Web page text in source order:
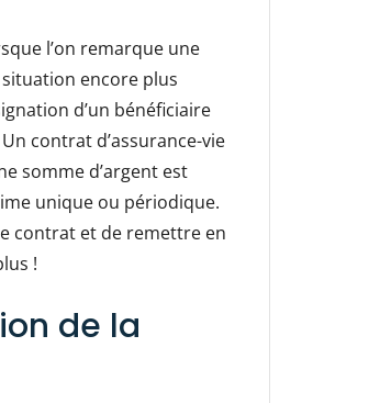
l’on remarque une
situation encore plus
d’un bénéficiaire
contrat d’assurance-vie
somme d’argent est
unique ou périodique.
contrat et de remettre en
!
de la